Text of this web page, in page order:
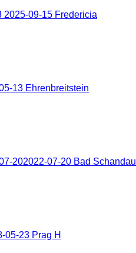
2025-09-15 Fredericia
13 Ehrenbreitstein
202022-07-20 Bad Schandau
05-23 Prag H